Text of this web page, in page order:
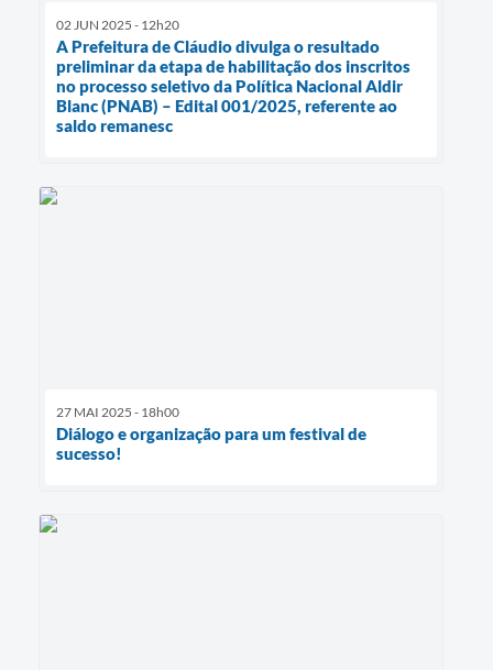
02 JUN 2025 - 12h20
A Prefeitura de Cláudio divulga o resultado
preliminar da etapa de habilitação dos inscritos
no processo seletivo da Política Nacional Aldir
Blanc (PNAB) – Edital 001/2025, referente ao
saldo remanesc
27 MAI 2025 - 18h00
Diálogo e organização para um festival de
sucesso!